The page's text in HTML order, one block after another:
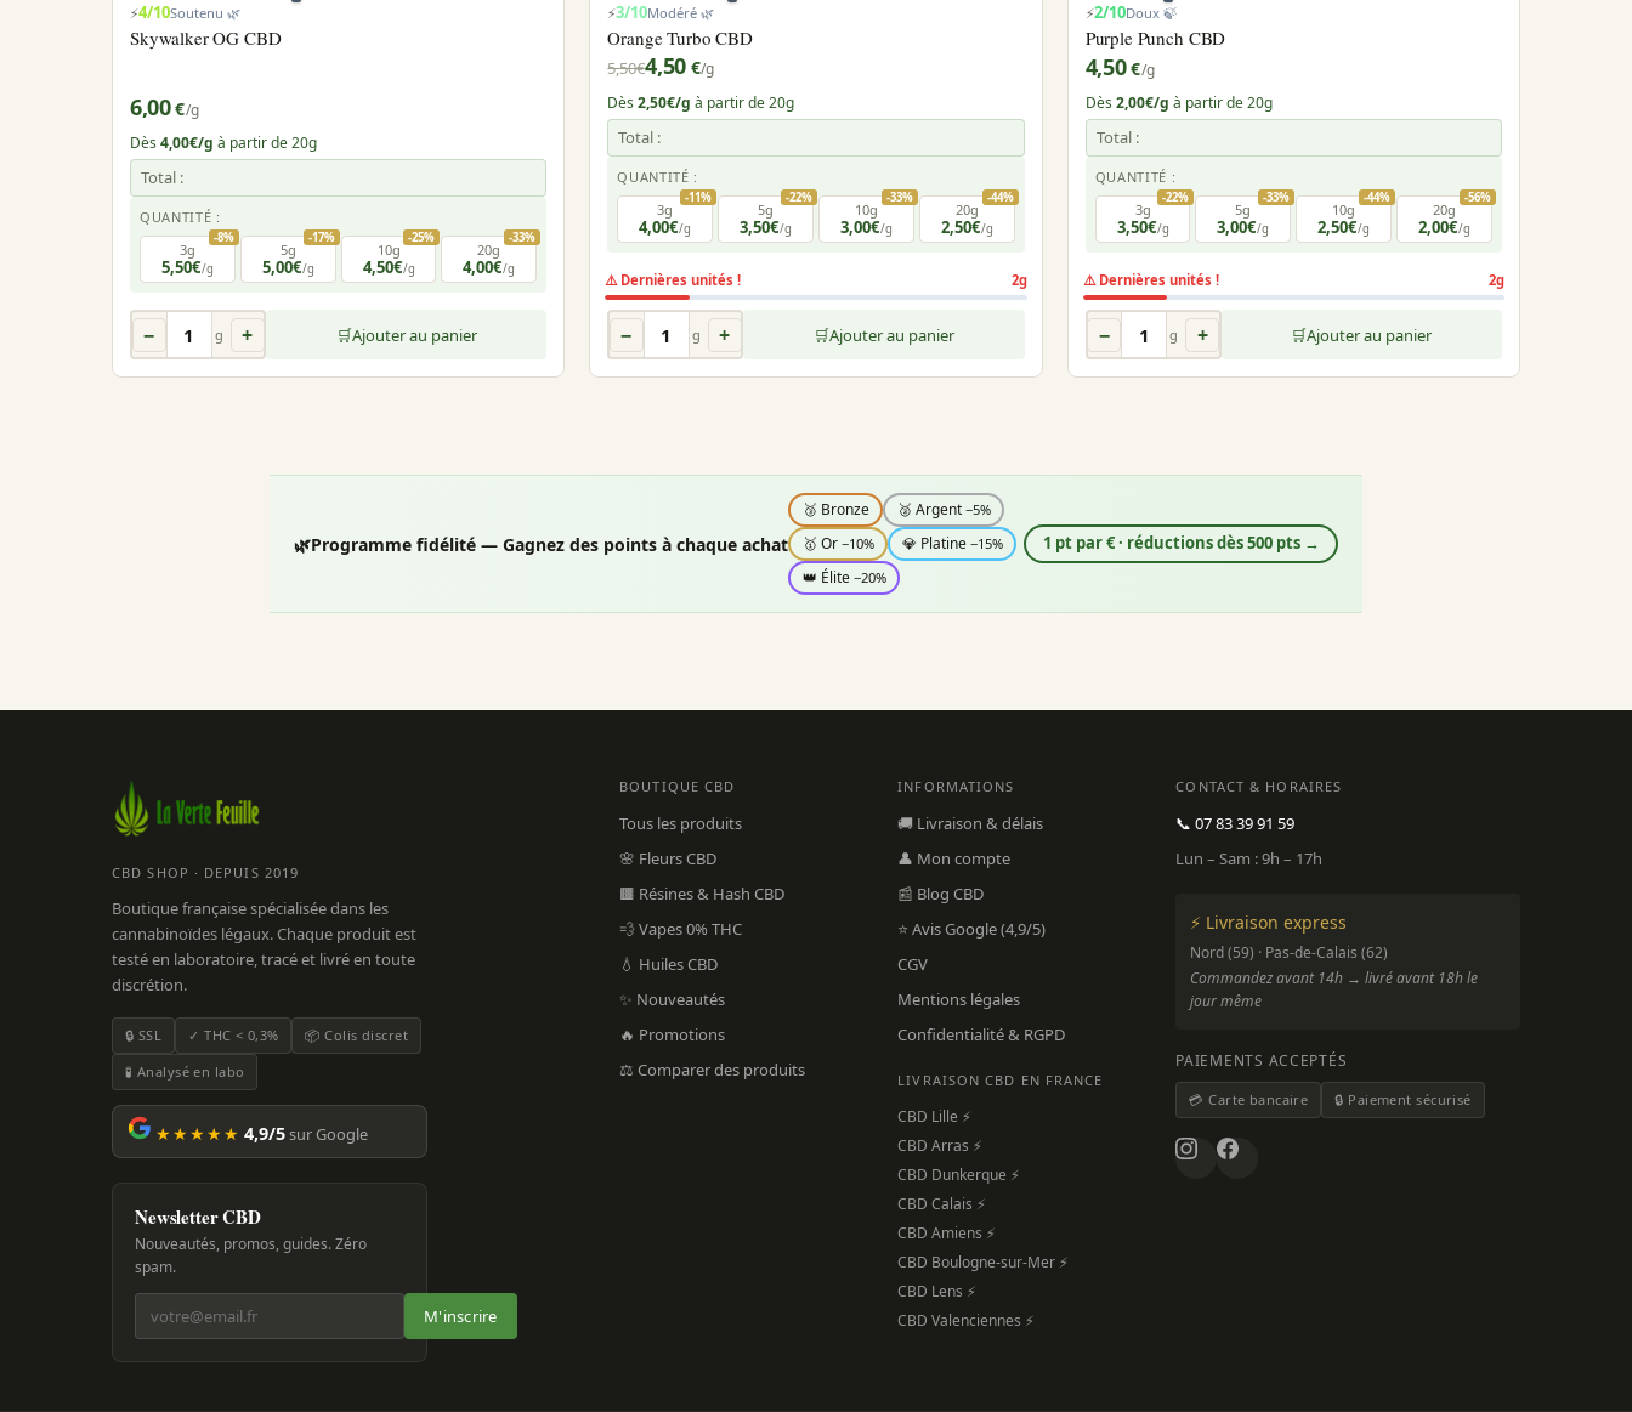
⚡4/10Soutenu 🌿
Skywalker OG CBD
6,00€/g
Dès 4,00€/g à partir de 20g
Total :
QUANTITÉ :
-8%
3g
5,50€/g
-17%
5g
5,00€/g
-25%
10g
4,50€/g
-33%
20g
4,00€/g
− g + 🛒Ajouter au panier
⚡3/10Modéré 🌿
Orange Turbo CBD
5,50€4,50€/g
Dès2,50€/g à partir de 20g
Total :
QUANTITÉ :
-11%
3g
4,00€/g
-22%
5g
3,50€/g
-33%
10g
3,00€/g
-44%
20g
2,50€/g
⚠️ Dernières unités ! 2g
− g + 🛒Ajouter au panier
⚡2/10Doux 🍃
Purple Punch CBD
4,50€/g
Dès 2,00€/g à partir de 20g
Total :
QUANTITÉ :
-22%
3g
3,50€/g
-33%
5g
3,00€/g
-44%
10g
2,50€/g
-56%
20g
2,00€/g
⚠️ Dernières unités ! 2g
− g + 🛒Ajouter au panier
🌿Programme fidélité — Gagnez des points à chaque achat
🥉 Bronze 🥈 Argent −5%
🥇 Or −10% 💎 Platine −15%
👑 Élite −20%
1 pt par € · réductions dès 500 pts →
CBD SHOP · DEPUIS 2019
Boutique française spécialisée dans les
cannabinoïdes légaux. Chaque produit est
testé en laboratoire, tracé et livré en toute
discrétion.
🔒 SSL ✓ THC < 0,3%
📦 Colis discret
🧪 Analysé en labo
★★★★★ 4,9/5sur Google
Newsletter CBD
Nouveautés, promos, guides. Zéro
spam.
M'inscrire
BOUTIQUE CBD
Tous les produits
🌸 Fleurs CBD
🟫 Résines & Hash CBD
💨 Vapes 0% THC
💧 Huiles CBD
✨ Nouveautés
🔥 Promotions
⚖️ Comparer des produits
INFORMATIONS
🚚 Livraison & délais
👤 Mon compte
📰 Blog CBD
⭐ Avis Google (4,9/5)
CGV
Mentions légales
Confidentialité & RGPD
LIVRAISON CBD EN FRANCE
CBD Lille ⚡
CBD Arras ⚡
CBD Dunkerque ⚡
CBD Calais ⚡
CBD Amiens ⚡
CBD Boulogne-sur-Mer ⚡
CBD Lens ⚡
CBD Valenciennes ⚡
CONTACT & HORAIRES
📞 07 83 39 91 59
Lun – Sam : 9h – 17h
⚡ Livraison express
Nord (59) · Pas-de-Calais (62)
Commandez avant 14h → livré avant 18h le
jour même
PAIEMENTS ACCEPTÉS
💳 Carte bancaire 🔒 Paiement sécurisé